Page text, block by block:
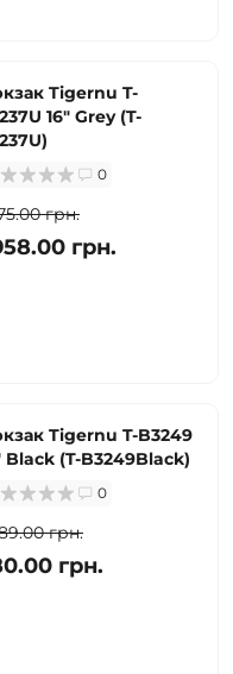
Tigernu T-
16" Grey (T-
0
грн.
грн.
Tigernu T-B3249
Black (T-B3249Black)
0
грн.
грн.